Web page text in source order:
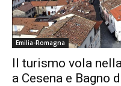
Emilia-Romagna
Il turismo vola
a Cesena e Bagno